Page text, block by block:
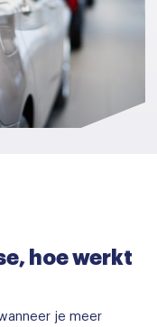
hoe werkt
je meer